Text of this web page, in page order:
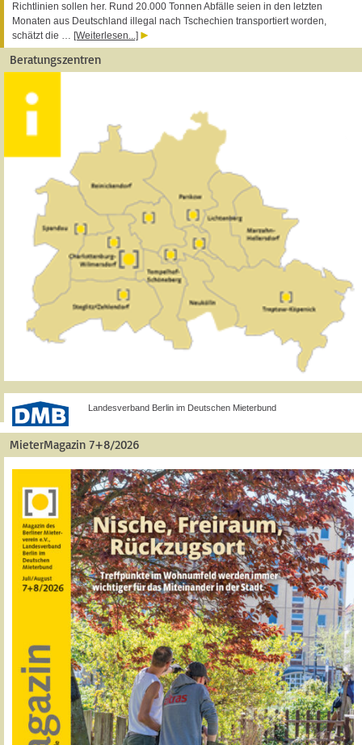
Richtlinien sollen her. Rund 20.000 Tonnen Abfälle seien in den letzten
Monaten aus Deutschland illegal nach Tschechien transportiert worden,
schätzt die … [Weiterlesen...]
Beratungszentren
Landesverband Berlin im Deutschen Mieterbund
MieterMagazin 7+8/2026